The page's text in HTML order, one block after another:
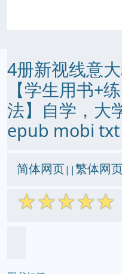
4册新视线意
【学生用书+
法】自学，大
epub mobi txt
简体网页||繁体网
☆☆☆☆☆